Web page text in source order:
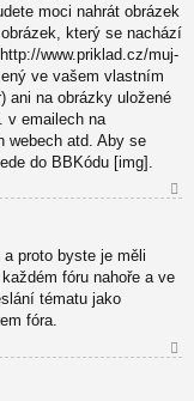
u
moci nahrát obrázek
který se nachází
www.priklad.cz/muj-
ve vašem vlastním
ani na obrázky uložené
v emailech na
webech atd. Aby se
do BBKódu [img].
u
proto byste je měli
fóru nahoře a ve
tématu jako
fóra.